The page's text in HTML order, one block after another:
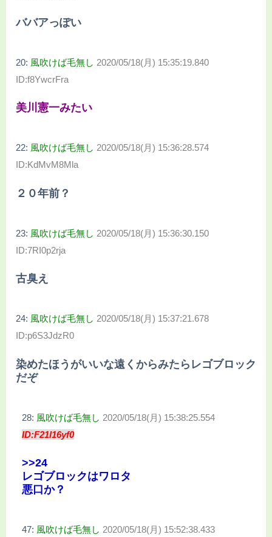
ババアっぽい
20: 風吹けば毛無し 2020/05/18(月) 15:35:19.840
ID:f8YwcrFra
美川憲一みたい
22: 風吹けば毛無し 2020/05/18(月) 15:36:28.574
ID:KdMvM8Mla
２０年前？
23: 風吹けば毛無し 2020/05/18(月) 15:36:30.150
ID:7RI0p2rja
古臭え
24: 風吹けば毛無し 2020/05/18(月) 15:37:21.678
ID:p6S3JdzR0
染めたほうがいいな遠くからみたらレゴブロック
だぞ
28: 風吹けば毛無し 2020/05/18(月) 15:38:25.554
ID:F21l16yf0
>>24
レゴブロックはワロタ
悪口か？
47: 風吹けば毛無し 2020/05/18(月) 15:52:38.433